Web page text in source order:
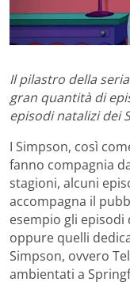
Il pilastro della
gran quantità di
episodi natalizi dei
I Simpson, così
fanno compagnia
stagioni, alcuni
accompagna il
esempio gli episodi
oppure quelli
Simpson, ovvero
ambientati a